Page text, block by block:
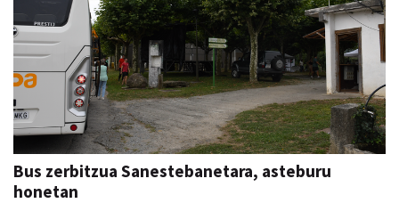
Bus zerbitzua Sanestebanetara, asteburu
honetan